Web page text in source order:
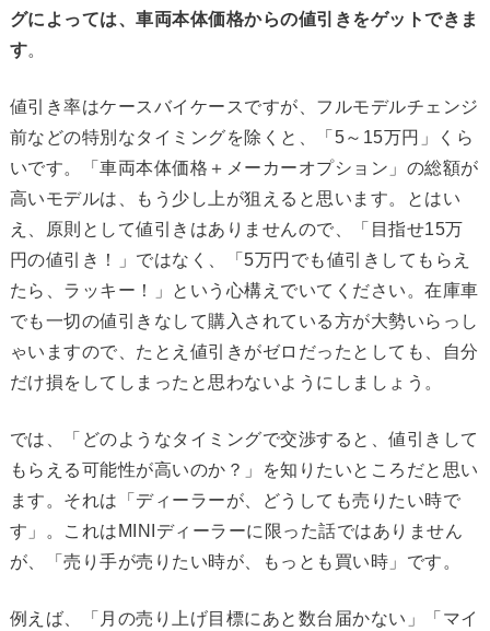
グによっては、車両本体価格からの値引きをゲットできま
す。
値引き率はケースバイケースですが、フルモデルチェンジ
前などの特別なタイミングを除くと、「5～15万円」くら
いです。「車両本体価格＋メーカーオプション」の総額が
高いモデルは、もう少し上が狙えると思います。とはい
え、原則として値引きはありませんので、「目指せ15万
円の値引き！」ではなく、「5万円でも値引きしてもらえ
たら、ラッキー！」という心構えでいてください。在庫車
でも一切の値引きなして購入されている方が大勢いらっし
ゃいますので、たとえ値引きがゼロだったとしても、自分
だけ損をしてしまったと思わないようにしましょう。
では、「どのようなタイミングで交渉すると、値引きして
もらえる可能性が高いのか？」を知りたいところだと思い
ます。それは「ディーラーが、どうしても売りたい時で
す」。これはMINIディーラーに限った話ではありません
が、「売り手が売りたい時が、もっとも買い時」です。
例えば、「月の売り上げ目標にあと数台届かない」「マイ